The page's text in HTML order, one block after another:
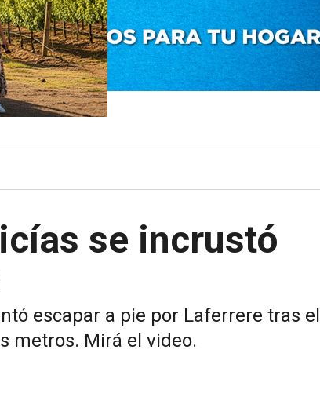
se incrustó
escapar a pie por Laferrere tras el
metros. Mirá el video.